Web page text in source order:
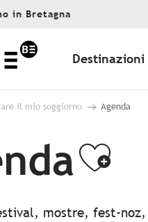
in Bretagna
Destinazioni
il mio soggiorno Agenda
mostre, fest-noz,